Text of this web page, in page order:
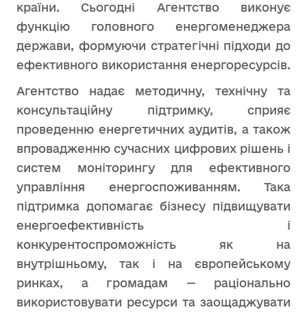
країни. Сьогодні Агентство виконує
функцію головного енергоменеджера
держави, формуючи стратегічні підходи до
ефективного використання енергоресурсів.
Агентство надає методичну, технічну та
консультаційну підтримку, сприяє
проведенню енергетичних аудитів, а також
впровадженню сучасних цифрових рішень і
систем моніторингу для ефективного
управління енергоспоживанням. Така
підтримка допомагає бізнесу підвищувати
енергоефективність і
конкурентоспроможність як на
внутрішньому, так і на європейському
ринках, а громадам — раціонально
використовувати ресурси та заощаджувати